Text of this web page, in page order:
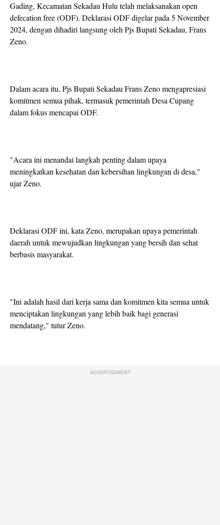
Gading, Kecamatan Sekadau Hulu telah melaksanakan open
defecation free (ODF). Deklarasi ODF digelar pada 5 November
2024, dengan dihadiri langsung oleh Pjs Bupati Sekadau, Frans
Zeno.
Dalam acara itu, Pjs Bupati Sekadau Frans Zeno mengapresiasi
komitmen semua pihak, termasuk pemerintah Desa Cupang
dalam fokus mencapai ODF.
"Acara ini menandai langkah penting dalam upaya
meningkatkan kesehatan dan kebersihan lingkungan di desa,"
ujar Zeno.
Deklarasi ODF ini, kata Zeno, merupakan upaya pemerintah
daerah untuk mewujudkan lingkungan yang bersih dan sehat
berbasis masyarakat.
"Ini adalah hasil dari kerja sama dan komitmen kita semua untuk
menciptakan lingkungan yang lebih baik bagi generasi
mendatang," tutur Zeno.
ADVERTISEMENT